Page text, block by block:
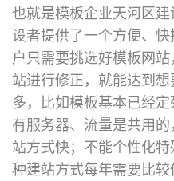
也就是模板企业天河区
设者提供了一个方便、
户只需要挑选好模板网
站进行修正，就能达到
多，比如模板基本已经
有服务器、流量是共用
站方式快；不能个性化
种建站方式每年需要比